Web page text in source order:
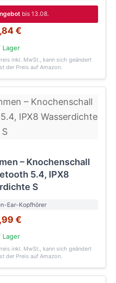
bis 13.08.
€
Lager
inkl. MwSt., kann sich geändert
der Preis auf Amazon.
– Knochenschall
5.4, IPX8
S
Ear-Kopfhörer
€
Lager
inkl. MwSt., kann sich geändert
der Preis auf Amazon.